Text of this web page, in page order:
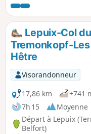
principalement en
appréciable durant les
est balisé.
Lepuix-Col
Tremonkopf-
Hêtre
Visorandonneur
17,86 km
+741
7h 15
Moyenne
Départ à Lepuix
Belfort)